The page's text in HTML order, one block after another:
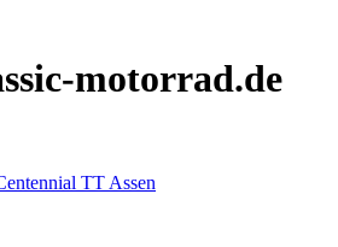
motorrad.de
TT Assen